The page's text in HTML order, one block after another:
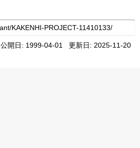
公開日: 1999-04-01 更新日: 2025-11-20